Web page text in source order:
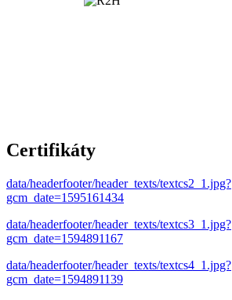
Certifikáty
data/headerfooter/header_texts/textcs2_1.jpg?
gcm_date=1595161434
data/headerfooter/header_texts/textcs3_1.jpg?
gcm_date=1594891167
data/headerfooter/header_texts/textcs4_1.jpg?
gcm_date=1594891139